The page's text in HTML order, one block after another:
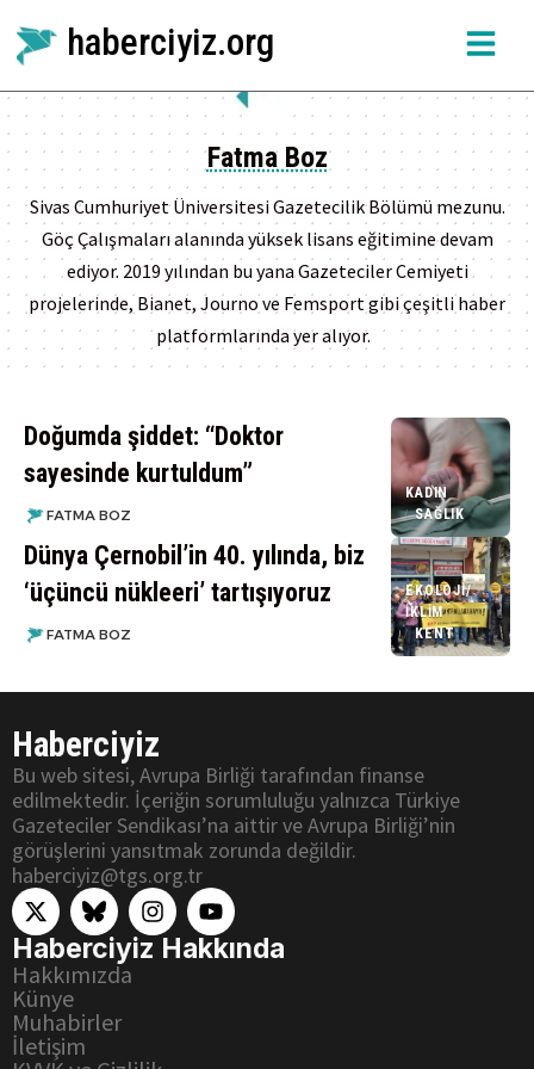
haberciyiz.org
Fatma Boz
Sivas Cumhuriyet Üniversitesi Gazetecilik Bölümü mezunu.
Göç Çalışmaları alanında yüksek lisans eğitimine devam
ediyor. 2019 yılından bu yana Gazeteciler Cemiyeti
projelerinde, Bianet, Journo ve Femsport gibi çeşitli haber
platformlarında yer alıyor.
KADIN
SAĞLIK
Doğumda şiddet: “Doktor
sayesinde kurtuldum”
FATMA BOZ
EKOLOJI/
İKLIM
KENT
Dünya Çernobil’in 40. yılında, biz
‘üçüncü nükleeri’ tartışıyoruz
FATMA BOZ
Haberciyiz
Bu web sitesi, Avrupa Birliği tarafından finanse
edilmektedir. İçeriğin sorumluluğu yalnızca Türkiye
Gazeteciler Sendikası’na aittir ve Avrupa Birliği’nin
görüşlerini yansıtmak zorunda değildir.
haberciyiz@tgs.org.tr
Haberciyiz Hakkında
Hakkımızda
Künye
Muhabirler
İletişim